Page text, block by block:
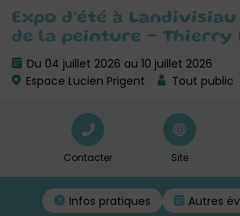
Expo d’été à
de la peinture – Thierry
Du 04 juillet 2026 au 10 juillet 2026
Espace Lucien Prigent
Tout public
Contacter Site
Infos pratiques Autres